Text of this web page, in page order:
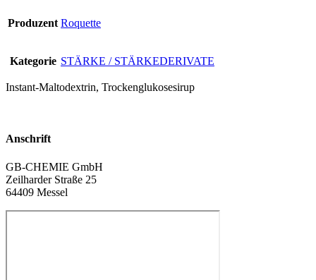
Produzent Roquette
Kategorie STÄRKE / STÄRKEDERIVATE
Instant-Maltodextrin, Trockenglukosesirup
Anschrift
GB-CHEMIE GmbH
Zeilharder Straße 25
64409 Messel